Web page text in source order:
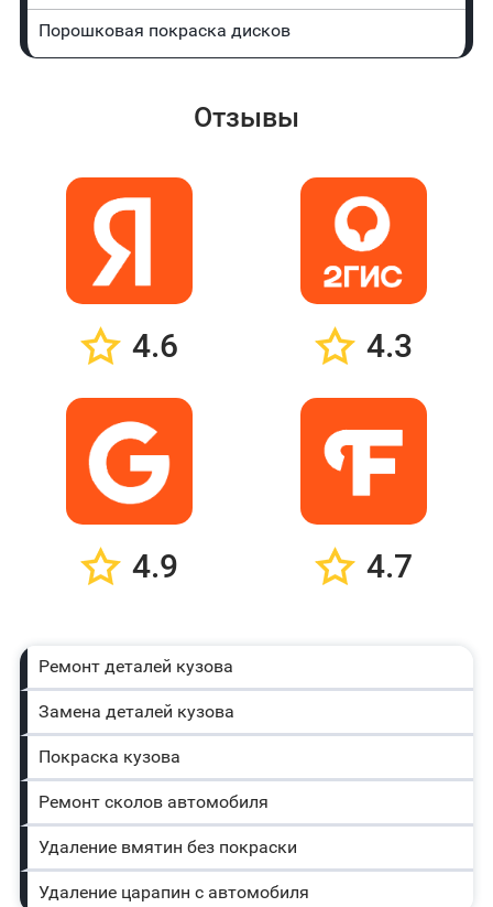
Порошковая покраска дисков
Отзывы
4.6 4.3
4.9 4.7
Ремонт деталей кузова
Замена деталей кузова
Покраска кузова
Ремонт сколов автомобиля
Удаление вмятин без покраски
Удаление царапин с автомобиля